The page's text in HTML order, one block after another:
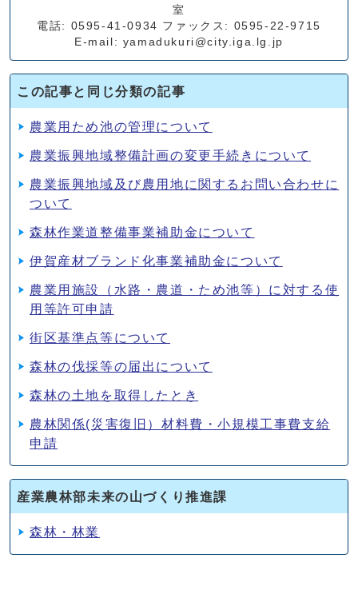
室
電話: 0595-41-0934 ファックス: 0595-22-9715
E-mail: yamadukuri@city.iga.lg.jp
この記事と同じ分類の記事
農業用ため池の管理について
農業振興地域整備計画の変更手続きについて
農業振興地域及び農用地に関するお問い合わせに
ついて
森林作業道整備事業補助金について
伊賀産材ブランド化事業補助金について
農業用施設（水路・農道・ため池等）に対する使
用等許可申請
街区基準点等について
森林の伐採等の届出について
森林の土地を取得したとき
農林関係(災害復旧）材料費・小規模工事費支給
申請
産業農林部未来の山づくり推進課
森林・林業